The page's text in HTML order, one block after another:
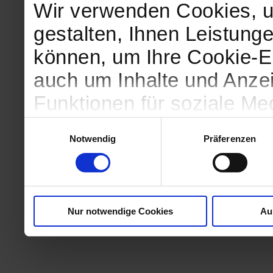
Wir verwenden Cookies,
gestalten, Ihnen
können, um Ihre Cookie-
auch um Inhalte und
Funktionen für soziale
geben wir Informationen
Website an unsere
und Analysen weiter, die
kein angemessenes
in denen Sie Ihre Rechte
Notwendig
Präferenzen
Nur notwendige Cookies